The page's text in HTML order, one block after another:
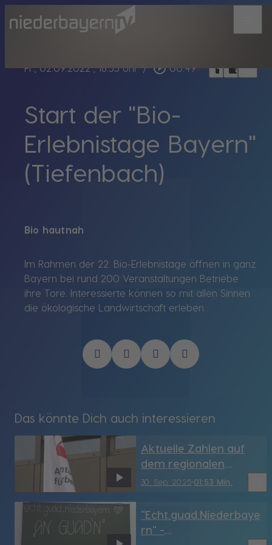
Fr., 02.09.2022, 18:55 Uhr / play_circle_outline 00:49 headphoneschrome_reader_modebookmark_border
Start der "Bio-
Erlebnistage Bayern"
(Tiefenbach)
Bio hautnah
Im Rahmen der 22. Bio-Erlebnistage öffnen in ganz
Bayern bei rund 200 Veranstaltungen Betriebe
ihre Tore. Interessierte können so mit allen Sinnen
die ökologische Landwirtschaft erleben.
Das könnte Dich auch interessieren
30. Sep. 202501:53 Min.
Aktuelle Zahlen auf
dem regionalen
Arbeitsmarkt
"Echt.guad.Niederbaye
rn" -